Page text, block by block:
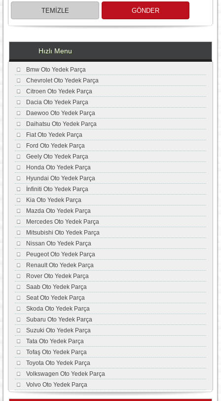
Hızlı Menu
Bmw Oto Yedek Parça
Chevrolet Oto Yedek Parça
Citroen Oto Yedek Parça
Dacia Oto Yedek Parça
Daewoo Oto Yedek Parça
Daihatsu Oto Yedek Parça
Fiat Oto Yedek Parça
Ford Oto Yedek Parça
Geely Oto Yedek Parça
Honda Oto Yedek Parça
Hyundai Oto Yedek Parça
İnfiniti Oto Yedek Parça
Kia Oto Yedek Parça
Mazda Oto Yedek Parça
Mercedes Oto Yedek Parça
Mitsubishi Oto Yedek Parça
Nissan Oto Yedek Parça
Peugeot Oto Yedek Parça
Renault Oto Yedek Parça
Rover Oto Yedek Parça
Saab Oto Yedek Parça
Seat Oto Yedek Parça
Skoda Oto Yedek Parça
Subaru Oto Yedek Parça
Suzuki Oto Yedek Parça
Tata Oto Yedek Parça
Tofaş Oto Yedek Parça
Toyota Oto Yedek Parça
Volkswagen Oto Yedek Parça
Volvo Oto Yedek Parça